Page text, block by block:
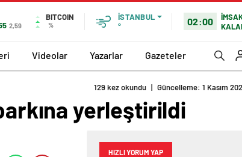
2,59
BITCOIN
%
İSTANBUL
°
02:00
Videolar Yazarlar Gazeteler
129 kez okundu | Güncelleme: 1 Kasım
yerleştirildi
HIZLI YORUM YAP